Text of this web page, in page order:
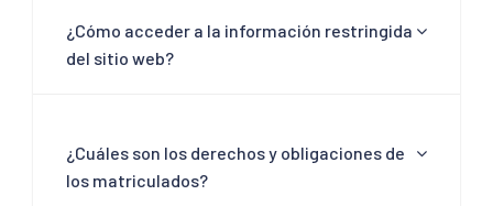
¿Cómo acceder a la información restringida
del sitio web?
¿Cuáles son los derechos y obligaciones de
los matriculados?